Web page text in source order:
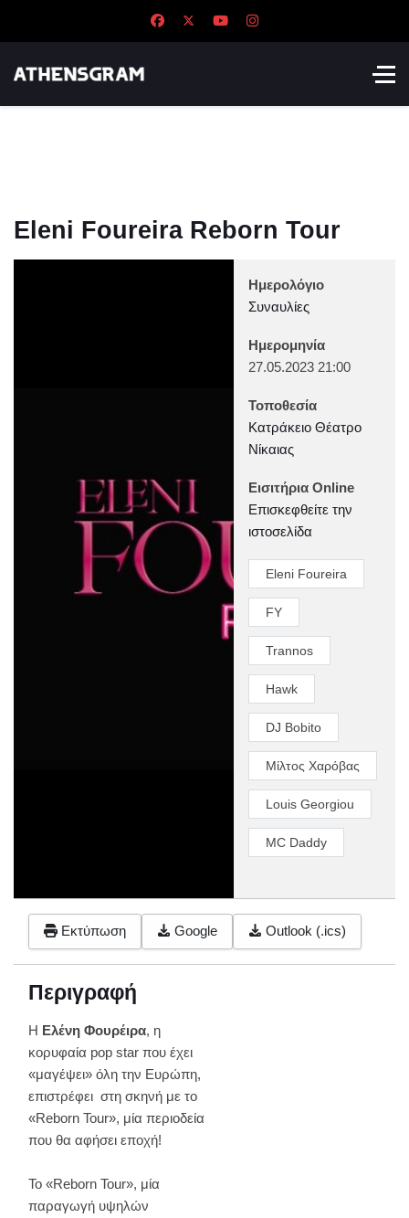
Eleni Foureira Reborn Tour
Ημερολόγιο
Συναυλίες
Ημερομηνία
27.05.2023 21:00
Τοποθεσία
Κατράκειο Θέατρο
Νίκαιας
Εισιτήρια Online
Επισκεφθείτε την
ιστοσελίδα
Eleni Foureira
FY
Trannos
Hawk
DJ Bobito
Μίλτος Χαρόβας
Louis Georgiou
MC Daddy
Εκτύπωση Google Outlook (.ics)
Περιγραφή
Η Ελένη Φουρέιρα, η
κορυφαία pop star που έχει
«μαγέψει» όλη την Ευρώπη,
επιστρέφει στη σκηνή με το
«Reborn Tour», μία περιοδεία
που θα αφήσει εποχή!
Το «Reborn Tour», μία
παραγωγή υψηλών